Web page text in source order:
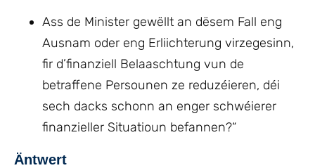
Ass de Minister gewëllt an dësem Fall eng
Ausnam oder eng Erliichterung virzegesinn,
fir d’finanziell Belaaschtung vun de
betraffene Persounen ze reduzéieren, déi
sech dacks schonn an enger schwéierer
finanzieller Situatioun befannen?“
Äntwert